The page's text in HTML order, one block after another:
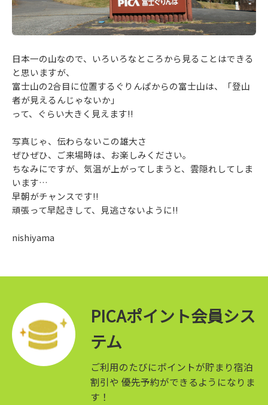
日本一の山なので、いろいろなところから見ることはできる
と思いますが、
富士山の2合目に位置するぐりんぱからの富士山は、「登山
者が見えるんじゃないか」
って、ぐらい大きく見えます‼
写真じゃ、伝わらないこの雄大さ
ぜひぜひ、ご来場時は、お楽しみください。
ちなみにですが、気温が上がってしまうと、雲隠れしてしま
います…
早朝がチャンスです‼
頑張って早起きして、見逃さないように‼
nishiyama
PICAポイント会員シス
テム
ご利用のたびにポイントが貯まり宿泊
割引や 優先予約ができるようになりま
す！